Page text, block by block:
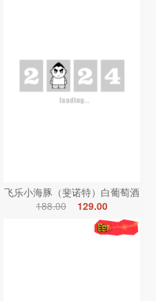
飞乐小海豚（斐诺特）白葡萄酒
188.00
129.00